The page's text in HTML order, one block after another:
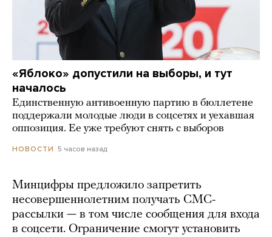
«Яблоко» допустили на выборы, и тут
началось
Единственную антивоенную партию в бюллетене
поддержали молодые люди в соцсетях и уехавшая
оппозиция. Ее уже требуют снять с выборов
НОВОСТИ 5 часов назад
Минцифры предложило запретить
несовершеннолетним получать СМС-
рассылки — в том числе сообщения для входа
в соцсети. Ограничение смогут установить